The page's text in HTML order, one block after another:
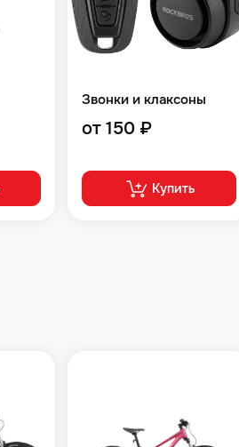
Звонки и клаксоны
от 150 ₽
Купить